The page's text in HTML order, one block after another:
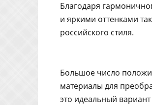
Благодаря
и яркими оттенками
российского стиля.
Большое число
материалы для
это идеальный